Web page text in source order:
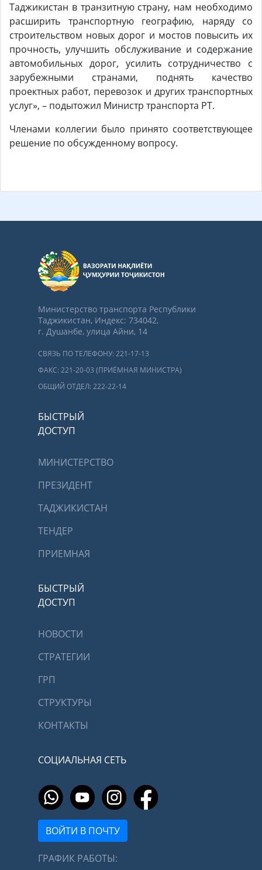
Таджикистан в транзитную страну, нам необходимо
расширить транспортную географию, наряду со
строительством новых дорог и мостов повысить их
прочность, улучшить обслуживание и содержание
автомобильных дорог, усилить сотрудничество с
зарубежными странами, поднять качество
проектных работ, перевозок и других транспортных
услуг», – подытожил Министр транспорта РТ.
Членами коллегии было принято соответствующее
решение по обсужденному вопросу.
Министерство транспорта Республики
Таджикистан, Индекс: 734042,
г. Душанбе, улица Айни, 14
СВЯЗЬ ПО ТЕЛЕФОНУ: 221-17-13
ФАКС: 221-20-03 (ПРИЁМНАЯ МИНИСТРА)
ОБЩИЙ ОТДЕЛ: 222-22-14
БЫСТРЫЙ
ДОСТУП
МИНИСТЕРСТВО
ПРЕЗИДЕНТ
ТАДЖИКИСТАН
ТЕНДЕР
ПРИЕМНАЯ
БЫСТРЫЙ
ДОСТУП
НОВОСТИ
СТРАТЕГИИ
ГРП
СТРУКТУРЫ
КОНТАКТЫ
СОЦИАЛЬНАЯ СЕТЬ
ВОЙТИ В ПОЧТУ
ГРАФИК РАБОТЫ: